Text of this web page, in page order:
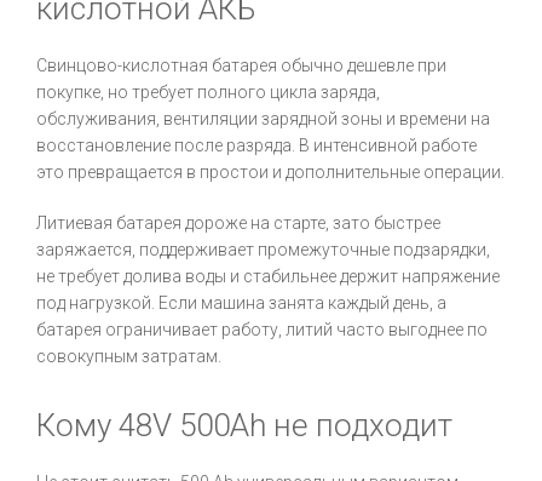
кислотной АКБ
Свинцово-кислотная батарея обычно дешевле при
покупке, но требует полного цикла заряда,
обслуживания, вентиляции зарядной зоны и времени на
восстановление после разряда. В интенсивной работе
это превращается в простои и дополнительные операции.
Литиевая батарея дороже на старте, зато быстрее
заряжается, поддерживает промежуточные подзарядки,
не требует долива воды и стабильнее держит напряжение
под нагрузкой. Если машина занята каждый день, а
батарея ограничивает работу, литий часто выгоднее по
совокупным затратам.
Кому 48V 500Ah не подходит